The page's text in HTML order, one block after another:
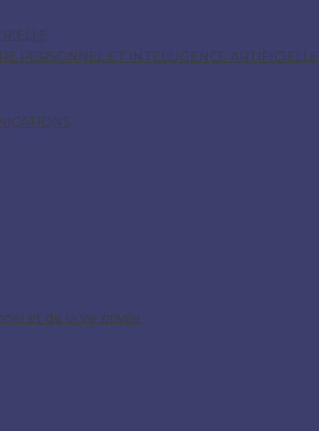
PERSONNEL ET INTELLIGENCE ARTIFICIELLE
et de la vie privée